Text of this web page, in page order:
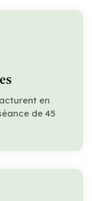
en
de 45